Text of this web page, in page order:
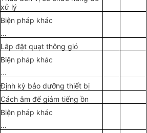
xử lý
Biện pháp khác
…
Lắp đặt quạt thông gió
Biện pháp khác
…
Định kỳ bảo dưỡng thiết bị
Cách âm để giảm tiếng ồn
Biện pháp khác
…